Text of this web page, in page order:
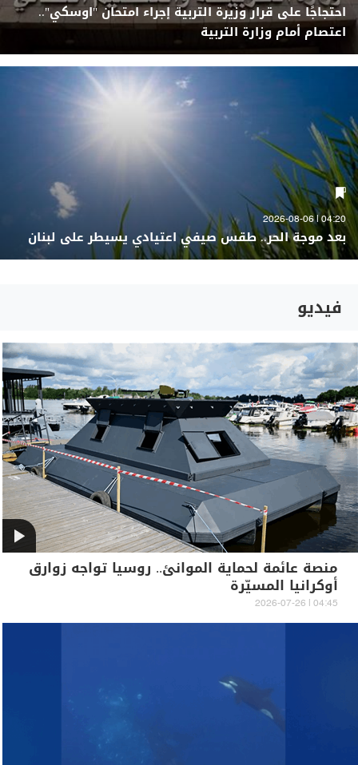
احتجاجًا على قرار وزيرة التربية إجراء امتحان "اوسكي"..
اعتصام أمام وزارة التربية
04:20 | 2026-08-06
بعد موجة الحر.. طقس صيفي اعتيادي يسيطر على لبنان
فيديو
منصة عائمة لحماية الموانئ.. روسيا تواجه زوارق
أوكرانيا المسيّرة
04:45 | 2026-07-26